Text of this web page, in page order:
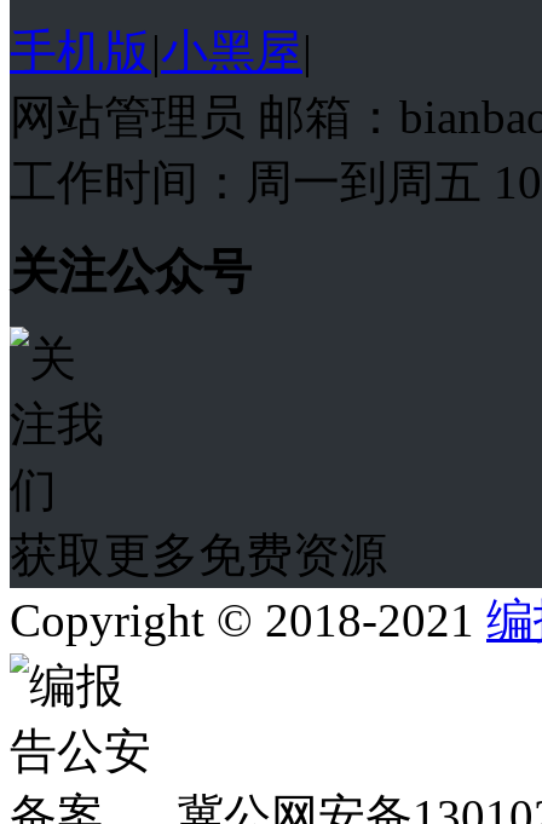
手机版|小黑屋|
网站管理员 邮箱：
工作时间：周一到周五
关注公众号
获取更多免费资源
Copyright © 2018-2021